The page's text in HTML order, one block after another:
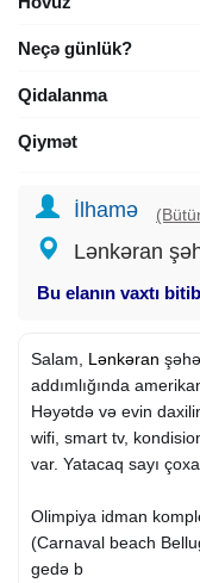
Neçə günlük?
Qidalanma
Qiymət
İlhamə
Lənkəran
Bu elanın vaxtı
Salam, Lənkəran
addımlığında
Həyətdə və evin
wifi, smart tv,
var. Yatacaq sayı
Olimpiya idman
(Carnaval beach
gedə b